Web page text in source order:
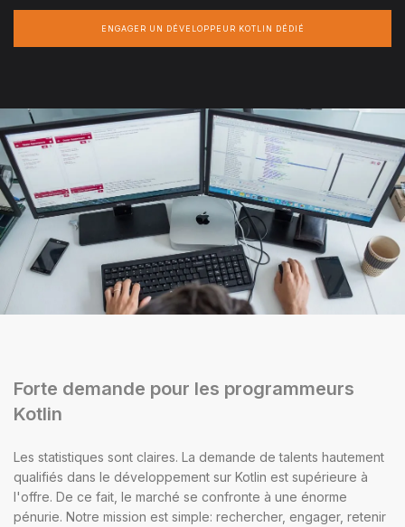
ENGAGER UN DÉVELOPPEUR KOTLIN DÉDIÉ
Forte demande pour les programmeurs
Kotlin
Les statistiques sont claires. La demande de talents hautement
qualifiés dans le développement sur Kotlin est supérieure à
l'offre. De ce fait, le marché se confronte à une énorme
pénurie. Notre mission est simple: rechercher, engager, retenir